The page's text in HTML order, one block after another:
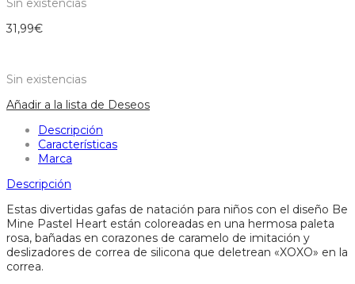
Sin existencias
31,99€
Sin existencias
Añadir a la lista de Deseos
Descripción
Características
Marca
Descripción
Estas divertidas gafas de natación para niños con el diseño Be
Mine Pastel Heart están coloreadas en una hermosa paleta
rosa, bañadas en corazones de caramelo de imitación y
deslizadores de correa de silicona que deletrean «XOXO» en la
correa.